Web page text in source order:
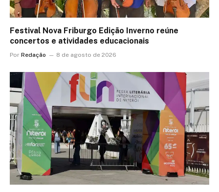
Festival Nova Friburgo Edição Inverno reúne
concertos e atividades educacionais
Por Redação 8 de agosto de 2026